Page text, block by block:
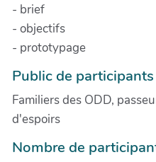
- brief
- objectifs
- prototypage
Public de
Familiers des ODD,
d'espoirs
Nombre de